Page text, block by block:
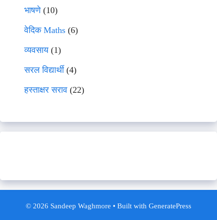
भाषणे(10)
वेदिक Maths (6)
व्यवसाय(1)
सरल विद्यार्थी(4)
हस्ताक्षर सराव (22)
© 2026 Sandeep Waghmore • Built with GeneratePress